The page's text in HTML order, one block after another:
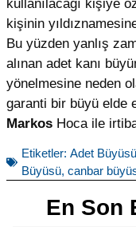
kullanılacağı kişiye
kişinin
Bu yüzden yanlış
alınan adet kanı
yönelmesine neden
garanti bir büyü elde
Markos Hoca ile
Etiketler: Adet Büyüsü
Büyüsü, canbar
En Son